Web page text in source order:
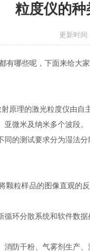
粒度仪的种
更新时
有哪些呢，下面来给大
理的激光粒度仪由自
微米及纳米多个波段。
测试要求分为湿法分
样品的图像直观的
分散系统和软件数据
干粉、气雾剂生产、